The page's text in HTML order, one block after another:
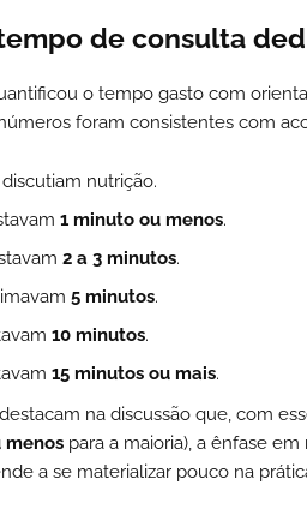
de consulta
o tempo gasto com
números foram consistentes com
nutrição.
1 minuto ou menos.
2 a 3 minutos.
5 minutos.
10 minutos.
15 minutos ou mais.
na discussão que, com
menos para a maioria), a ênfase
a se materializar pouco na